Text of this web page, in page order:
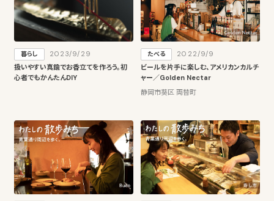
暮らし
2023/9/29
扱いやすい真鍮でお香立てを作ろう。初
心者でもかんたんDIY
たべる
2022/9/9
ビールを片手に楽しむ、アメリカンカルチ
ャー／Golden Nectar
静岡市葵区 両替町